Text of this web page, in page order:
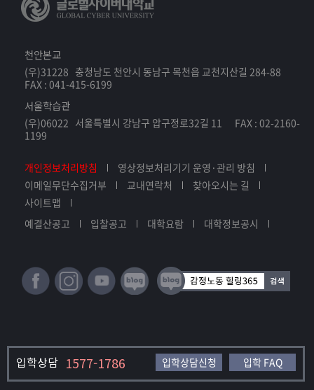
천안본교
(우)31228 충청남도 천안시 동남구 목천읍 교천지산길 284-88
FAX : 041-415-6199
서울학습관
(우)06022 서울특별시 강남구 압구정로32길 11 FAX : 02-2160-
1199
개인정보처리방침
영상정보처리기기 운영·관리 방침
이메일무단수집거부
교내연락처
찾아오시는 길
사이트맵
예결산공고
입찰공고 대학요람 대학정보공시
입학상담 1577-1786 입학상담신청 입학 FAQ